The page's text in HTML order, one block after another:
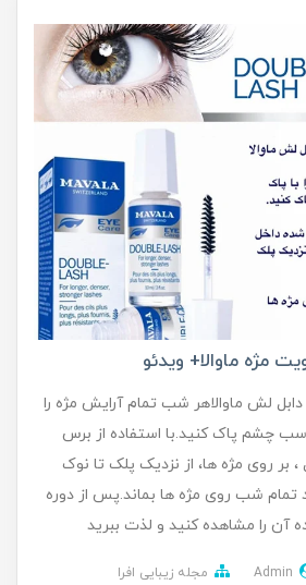
مژه ماوالا+ ویدئو
لش ماوالاهر شب تمام آرایش مژه را
چشم پاک کنید.با استفاده از برس
بر روی مژه ها، از نزدیک پلک تا نوک
تمام شب روی مژه ها بماند.پس از دوره
Admin مجله زیبایی افرا